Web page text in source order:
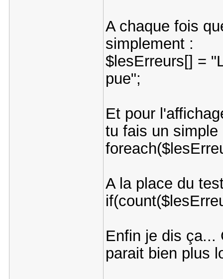
A chaque fois
simplement :
$lesErreurs[] =
pue";
Et pour
tu fais un simple
A la place du
Enfin je dis ça...
parait bien plus